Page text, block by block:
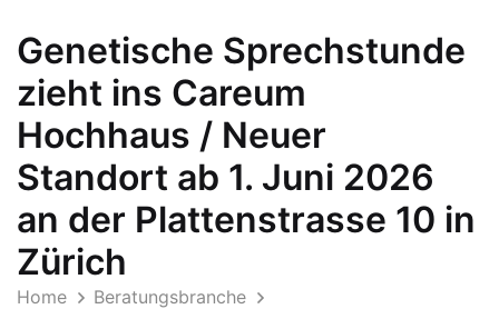
Genetische Sprechstunde
zieht ins Careum
Hochhaus / Neuer
Standort ab 1. Juni 2026
an der Plattenstrasse 10 in
Zürich
Home
Beratungsbranche